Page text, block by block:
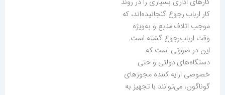
کار ارباب رجوع گنجانیده‌‌اند، که
موجب اتلاف منابع و به‌ویژه
وقت ارباب‌رجوع گشته است.
این در صورتی است که
دستگاه‌های دولتی و حتی
خصوصی ارایه کننده مجوزهای
گوناگون، می‌توانند با تجهیز به